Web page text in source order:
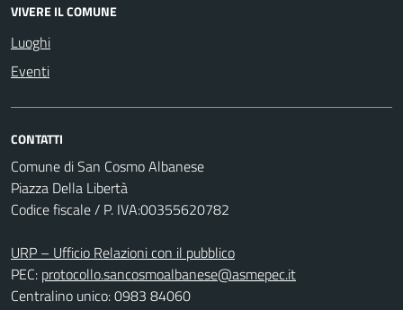
VIVERE IL COMUNE
Luoghi
Eventi
CONTATTI
Comune di San Cosmo Albanese
Piazza Della Libertà
Codice fiscale / P. IVA:00355620782
URP – Ufficio Relazioni con il pubblico
PEC: protocollo.sancosmoalbanese@asmepec.it
Centralino unico: 0983 84060